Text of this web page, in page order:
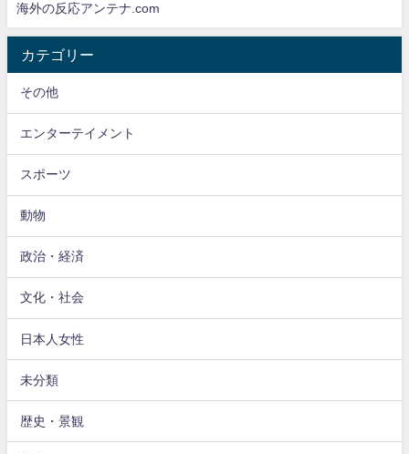
海外の反応アンテナ.com
カテゴリー
その他
エンターテイメント
スポーツ
動物
政治・経済
文化・社会
日本人女性
未分類
歴史・景観